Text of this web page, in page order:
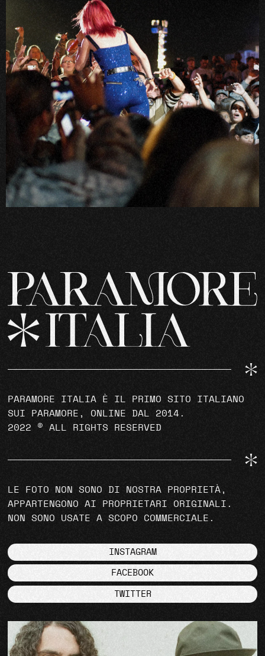
PARAMORE ITALIA È IL PRIMO SITO ITALIANO
SUI PARAMORE, ONLINE DAL 2014.
2022 © ALL RIGHTS RESERVED
LE FOTO NON SONO DI NOSTRA PROPRIETÀ,
APPARTENGONO AI PROPRIETARI ORIGINALI.
NON SONO USATE A SCOPO COMMERCIALE.
INSTAGRAM
FACEBOOK
TWITTER